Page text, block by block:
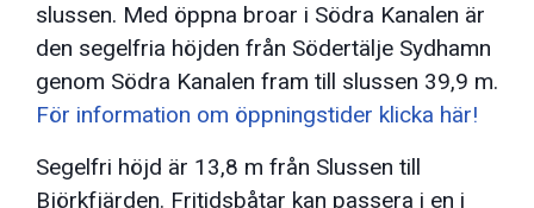
slussen. Med öppna broar i Södra Kanalen är
den segelfria höjden från Södertälje Sydhamn
genom Södra Kanalen fram till slussen 39,9 m.
För information om öppningstider klicka här!
Segelfri höjd är 13,8 m från Slussen till
Björkfjärden. Fritidsbåtar kan passera i en i